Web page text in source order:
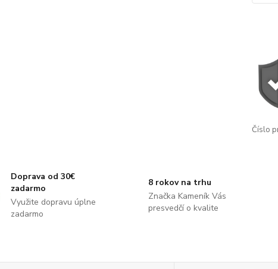
Číslo
Doprava od 30€
zadarmo
Využite dopravu úplne
zadarmo
8 rokov na trhu
Značka Kameník Vás
presvedčí o kvalite